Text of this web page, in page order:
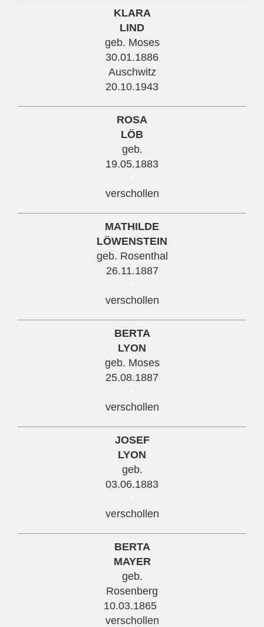
KLARA
LIND
geb. Moses
30.01.1886
Auschwitz
20.10.1943
ROSA
LÖB
geb.
19.05.1883
verschollen
MATHILDE
LÖWENSTEIN
geb. Rosenthal
26.11.1887
verschollen
BERTA
LYON
geb. Moses
25.08.1887
verschollen
JOSEF
LYON
geb.
03.06.1883
verschollen
BERTA
MAYER
geb.
Rosenberg
10.03.1865*
verschollen